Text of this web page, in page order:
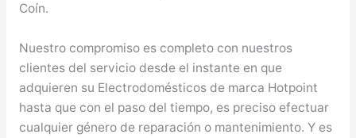
Coín.
Nuestro compromiso es completo con nuestros
clientes del servicio desde el instante en que
adquieren su Electrodomésticos de marca Hotpoint
hasta que con el paso del tiempo, es preciso efectuar
cualquier género de reparación o mantenimiento. Y es